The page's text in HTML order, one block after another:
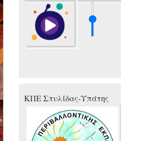
ΚΠΕ Στυλίδας-Υπάτης